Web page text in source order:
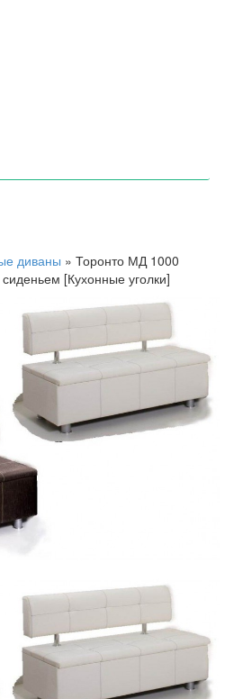
диваны » Торонто МД 1000
[Кухонные уголки]